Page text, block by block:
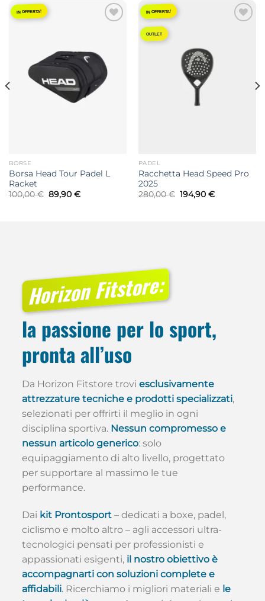
IN OFFERTA!
desideri
BORSE
Borsa Head Tour Padel L
Racket
100,00€ Il
prezzo
89,90 €Il
IN OFFERTA!
OUTLET
PADEL
Racchetta Head Speed Pro
2025
280,00€ Il
prezzo
194,90 €Il
Horizon Fitstore:
la passione per lo sport,
pronta all’uso
Da Horizon Fitstore troviesclusivamente
attrezzature tecniche e prodotti specializzati,
selezionati per offrirti il meglio in ogni
disciplina sportiva. Nessun compromesso e
nessun articolo generico: solo
equipaggiamento di alto livello, progettato
per supportare al massimo le tue
performance.
Dai kit Prontosport – dedicati a boxe, padel,
ciclismo e molto altro – agli accessori ultra-
tecnologici pensati per professionisti e
appassionati esigenti, il nostro obiettivo è
accompagnarti con soluzioni complete e
affidabili. Ricerchiamo i migliori materiali e le